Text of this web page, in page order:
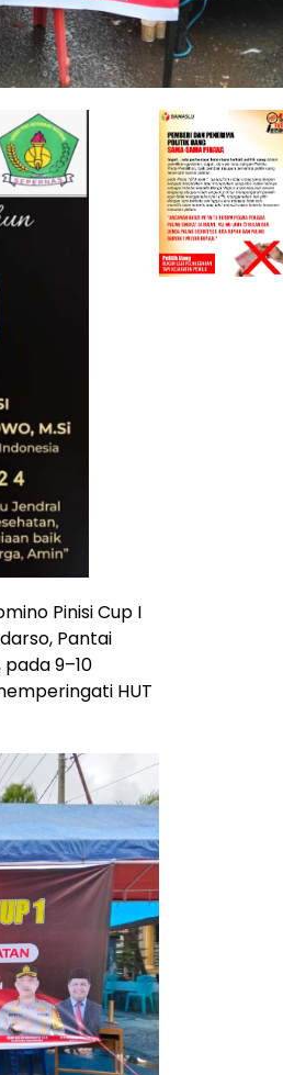
Pinisi Cup I
Pantai
9–10
HUT